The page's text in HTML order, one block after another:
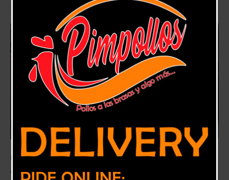
Región
El Club Deportivo Católica de Pullally en Papudo, fue una de las cinco
organizaciones sociales de la región de Valparaíso beneficiadas por el